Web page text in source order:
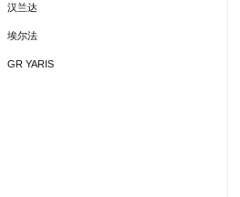
汉兰达
埃尔法
GR YARIS